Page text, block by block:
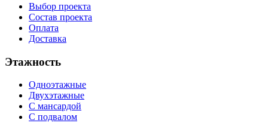
Выбор проекта
Состав проекта
Оплата
Доставка
Этажность
Одноэтажные
Двухэтажные
С мансардой
С подвалом